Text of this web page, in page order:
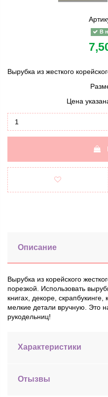
В
Вырубка из жесткого
Цена
Описание
Вырубка из корейского
порезкой. Использовать
книгах, декоре,
мелкие детали вручную. Это
рукодельниц!
Характеристики
Отызвы